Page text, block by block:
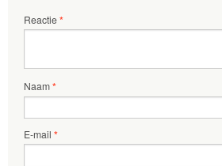
Reactie*
Naam*
E-mail *